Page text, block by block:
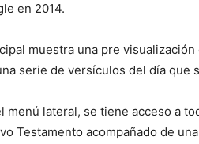
en 2014.
muestra una pre
serie de versículos del día que
menú lateral, se tiene acceso a
Testamento acompañado de